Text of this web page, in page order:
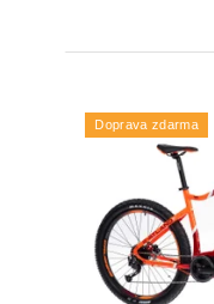
Doprava zdarma